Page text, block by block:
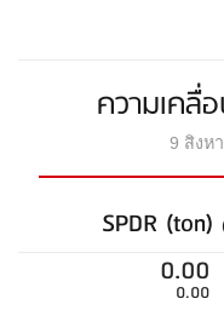
ความเคลื่
9 สิงห
SPDR (ton)
0.00
0.00